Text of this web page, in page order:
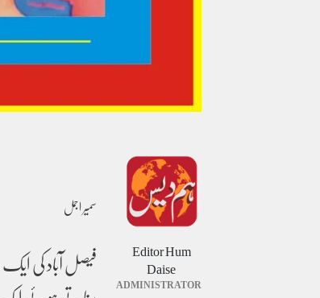
سمیر اجمل
Editor Hum
Daise
ADMINISTRATOR